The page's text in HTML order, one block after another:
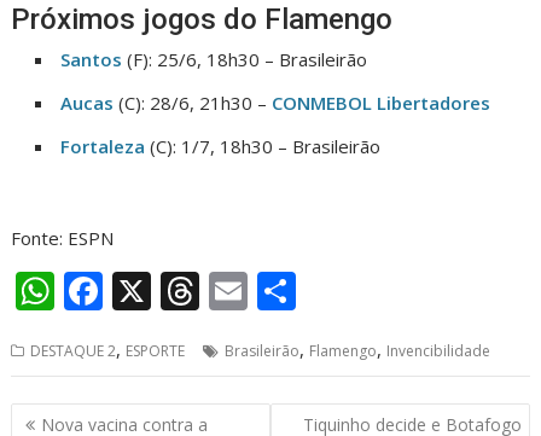
Próximos jogos do Flamengo
Santos (F): 25/6, 18h30 – Brasileirão
Aucas (C): 28/6, 21h30 – CONMEBOL Libertadores
Fortaleza (C): 1/7, 18h30 – Brasileirão
Fonte: ESPN
W
at
s
F
e
b
X T
re
a
E
ai
l
ar
e
DESTAQUE 2, ESPORTE Brasileirão, Flamengo, Invencibilidade
Navegação
Nova vacina contra a
Tiquinho decide e Botafogo